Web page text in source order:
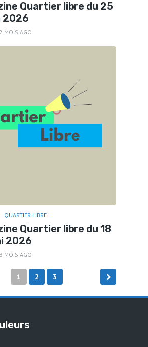
Quartier libre du 25
2026
2 MOIS AGO
QUARTIER LIBRE
Quartier libre du 18
2026
3 MOIS AGO
1 2 3